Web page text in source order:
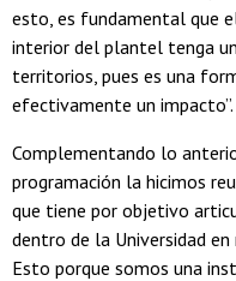
esto, es fundamental que
interior del plantel tenga
territorios, pues es una
efectivamente un impacto”.
Complementando lo
programación la hicimos
que tiene por objetivo
dentro de la Universidad
Esto porque somos una